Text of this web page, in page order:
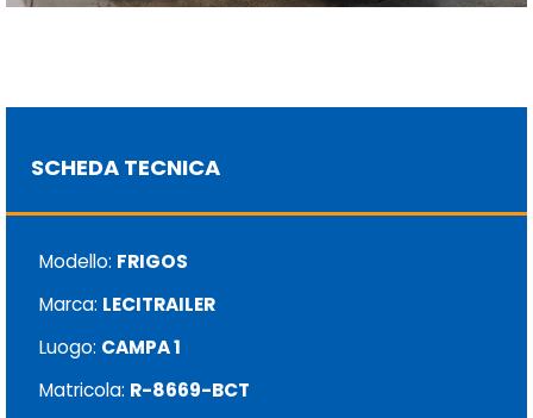
SCHEDA TECNICA
Modello: FRIGOS
Marca: LECITRAILER
Luogo: CAMPA 1
Matricola: R-8669-BCT